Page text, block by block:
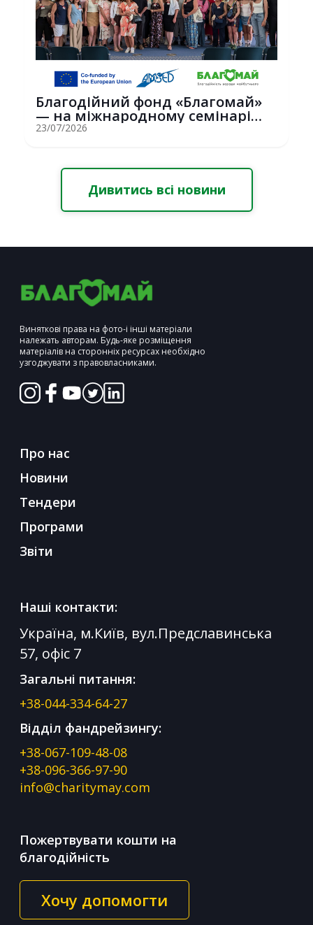
Благодійний фонд «Благомай»
— на міжнародному семінарі
Erasmus+ у С...
23/07/2026
Дивитись всі новини
Виняткові права на фото-і інші матеріали
належать авторам. Будь-яке розміщення
матеріалів на сторонніх ресурсах необхідно
узгоджувати з правовласниками.
Про нас
Новини
Тендери
Програми
Звіти
Наші контакти:
Україна, м.Київ, вул.Предславинська
57, офіс 7
Загальні питання:
+38-044-334-64-27
Відділ фандрейзингу:
+38-067-109-48-08
+38-096-366-97-90
info@charitymay.com
Пожертвувати кошти на
благодійність
Хочу допомогти